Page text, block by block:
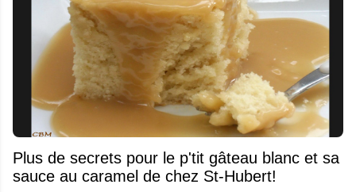
Plus de secrets pour le p'tit gâteau blanc et sa
sauce au caramel de chez St-Hubert!